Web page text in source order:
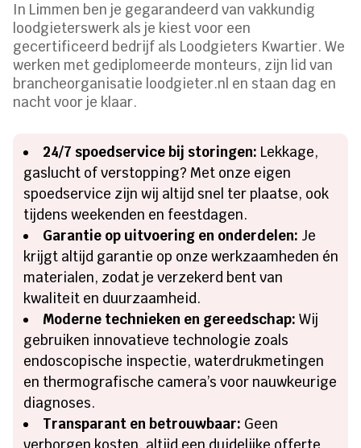
In Limmen ben je gegarandeerd van vakkundig
loodgieterswerk als je kiest voor een
gecertificeerd bedrijf als Loodgieters Kwartier. We
werken met gediplomeerde monteurs, zijn lid van
brancheorganisatie loodgieter.nl en staan dag en
nacht voor je klaar.
24/7 spoedservice bij storingen: Lekkage,
gaslucht of verstopping? Met onze eigen
spoedservice zijn wij altijd snel ter plaatse, ook
tijdens weekenden en feestdagen.
Garantie op uitvoering en onderdelen: Je
krijgt altijd garantie op onze werkzaamheden én
materialen, zodat je verzekerd bent van
kwaliteit en duurzaamheid.
Moderne technieken en gereedschap: Wij
gebruiken innovatieve technologie zoals
endoscopische inspectie, waterdrukmetingen
en thermografische camera’s voor nauwkeurige
diagnoses.
Transparant en betrouwbaar: Geen